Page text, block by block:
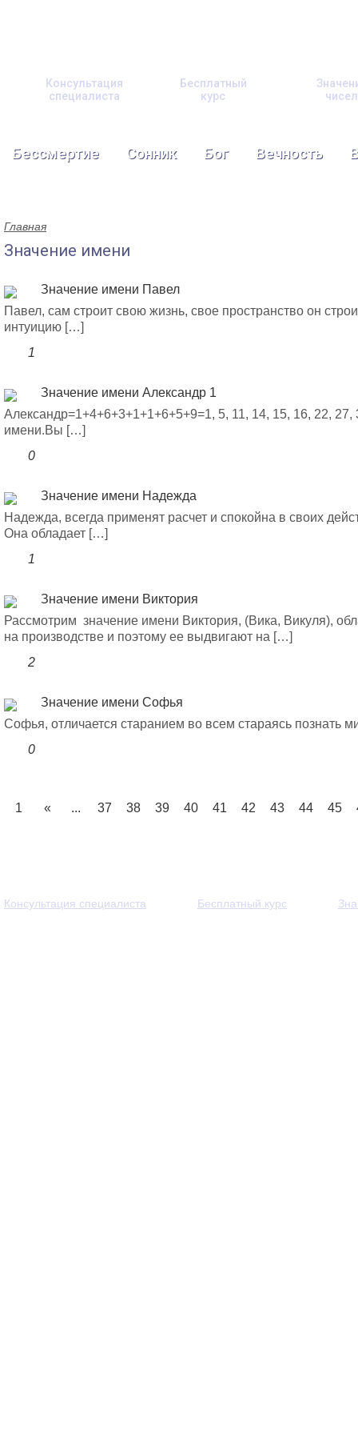
Консультация
специалиста
Бесплатный
курс
чисел
Бессмертие Сонник Бог Вечность
Главная
Значение имени
Значение имени Павел
Павел, сам строит свою жизнь, свое пространство он
интуицию […]
1
Значение имени Александр 1
Александр=1+4+6+3+1+1+6+5+9=1, 5, 11, 14, 15, 16, 22,
имени.Вы […]
0
Значение имени Надежда
Надежда, всегда применят расчет и спокойна в своих
Она обладает […]
1
Значение имени Виктория
Рассмотрим значение имени Виктория, (Вика, Викуля),
на производстве и поэтому ее выдвигают на […]
2
Значение имени Софья
Софья, отличается старанием во всем стараясь познать
0
1 « ... 37 38 39 40 41 42 43 44 45
Консультация специалиста Бесплатный курс